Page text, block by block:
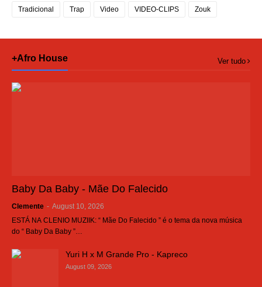
Tradicional Trap Video VIDEO-CLIPS Zouk
+Afro House Ver tudo
Baby Da Baby - Mãe Do Falecido
Clemente - August 10, 2026
ESTÁ NA CLENIO MUZIIK: “ Mãe Do Falecido ” é o tema da nova música
do “ Baby Da Baby ”…
Yuri H x M Grande Pro - Kapreco
August 09, 2026